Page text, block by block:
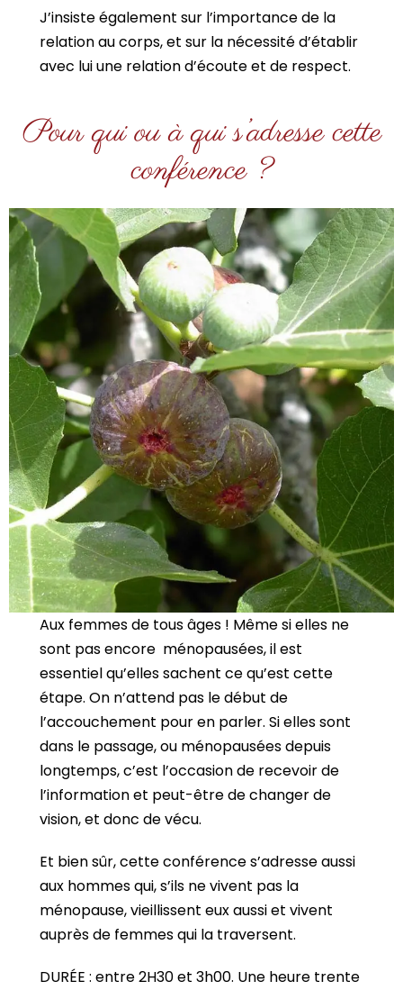
J’insiste également sur l’importance de la
relation au corps, et sur la nécessité d’établir
avec lui une relation d’écoute et de respect.
Pour qui ou à qui s’adresse cette
conférence ?
Aux femmes de tous âges ! Même si elles ne
sont pas encore ménopausées, il est
essentiel qu’elles sachent ce qu’est cette
étape. On n’attend pas le début de
l’accouchement pour en parler. Si elles sont
dans le passage, ou ménopausées depuis
longtemps, c’est l’occasion de recevoir de
l’information et peut-être de changer de
vision, et donc de vécu.
Et bien sûr, cette conférence s’adresse aussi
aux hommes qui, s’ils ne vivent pas la
ménopause, vieillissent eux aussi et vivent
auprès de femmes qui la traversent.
DURÉE : entre 2H30 et 3h00. Une heure trente